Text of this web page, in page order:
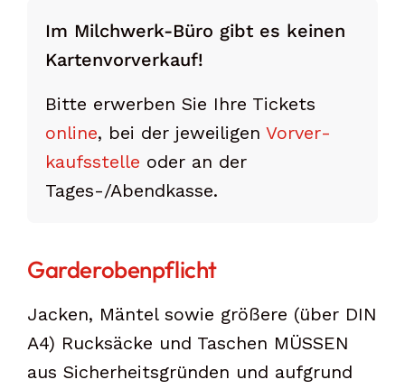
Im Milchwerk-Büro gibt es keinen
Karten­vor­verkauf!
Bitte erwerben Sie Ihre Tickets
online, bei der jeweiligen Vorver­
kaufs­stelle oder an der
Tages-/Abend­kasse.
Garderobenpflicht
Jacken, Mäntel sowie größere (über DIN
A4) Rucksäcke und Taschen MÜSSEN
aus Sicherheitsgründen und aufgrund